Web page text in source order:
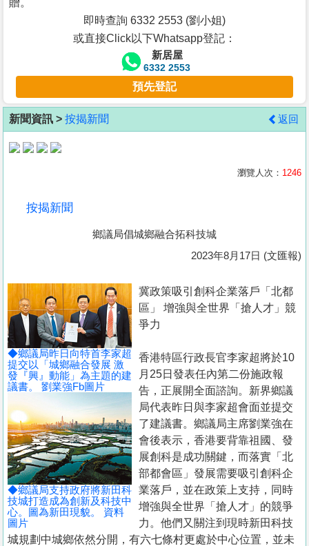
客
地
產
置
業
手
冊
關
於
我
們
贈。
即時查詢 6332 2553 (劉小姐)
或直接Click以下Whatsapp登記：
新居屋
6332 2553
預先登記
新聞資訊 > 按揭新聞 返回
瀏覽人次： 1246
按揭新聞
鄉議局倡城鄉融合拓科技城
2023年8月17日 (文匯報)
◆鄉議局昨日向特首李家超
提交以「城鄉融合發展 激
發『興』動能」為主題的建
議書。 劉業強Fb圖片
◆鄉議局支持政府將新田科
技城打造成為創新及科技中
心。圖為新田現貌。 資料
圖片
冀政策吸引創科企業落戶「北都
區」 增強與全世界「搶人才」競
爭力
香港特區行政長官李家超將於10
月25日發表任內第二份施政報
告，正展開全面諮詢。新界鄉議
局代表昨日與李家超會面並提交
了建議書。鄉議局主席劉業強在
會後表示，香港要背靠祖國、發
展創科是成功關鍵，而落實「北
部都會區」發展需要吸引創科企
業落戶，並在政策上支持，同時
增強與全世界「搶人才」的競爭
力。他們又關注到現時新田科技
城規劃中城鄉依然分開，有六七條村更處於中心位置，並未